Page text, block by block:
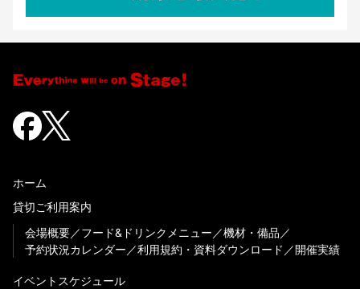
ホーム
貸切ご利用案内
会場概要
フード&ドリンクメニュー
機材・備品
予約状況カレンダー
利用規約・資料ダウンロード 開催実績
イベントスケジュール